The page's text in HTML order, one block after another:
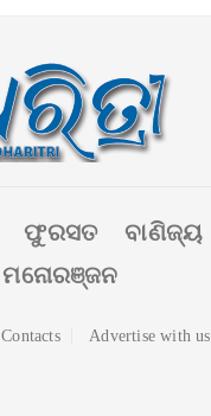
ଫୁରସତ ବାଣିଜ୍ୟ
ମନୋରଞ୍ଜନ
Contacts Advertise with us